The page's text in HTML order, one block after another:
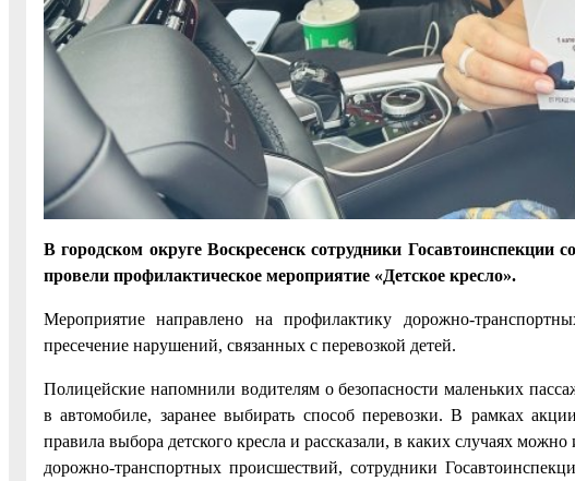
В городском округе Воскресенск сотрудники
провели профилактическое мероприятие «Детское кресло».
Мероприятие направлено на профилактику дорожно-
пресечение нарушений, связанных с перевозкой детей.
Полицейские напомнили водителям о безопасности маленьких
в автомобиле, заранее выбирать способ перевозки. В рамках
правила выбора детского кресла и рассказали, в каких случаях
дорожно-транспортных происшествий, сотрудники